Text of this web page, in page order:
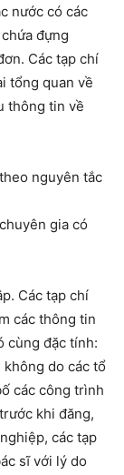
nước có các
đựng
Các tạp chí
tổng quan về
thông tin về
nguyên tắc
gia có
Các tạp chí
các thông tin
cùng đặc tính:
không do các tổ
các công trình
khi đăng,
các tạp
sĩ với lý do